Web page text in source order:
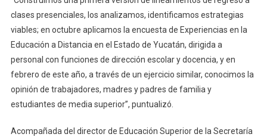
clases presenciales, los analizamos, identificamos estrategias
viables; en octubre aplicamos la encuesta de Experiencias en la
Educación a Distancia en el Estado de Yucatán, dirigida a
personal con funciones de dirección escolar y docencia, y en
febrero de este año, a través de un ejercicio similar, conocimos la
opinión de trabajadores, madres y padres de familia y
estudiantes de media superior”, puntualizó.
Acompañada del director de Educación Superior de la Secretaría